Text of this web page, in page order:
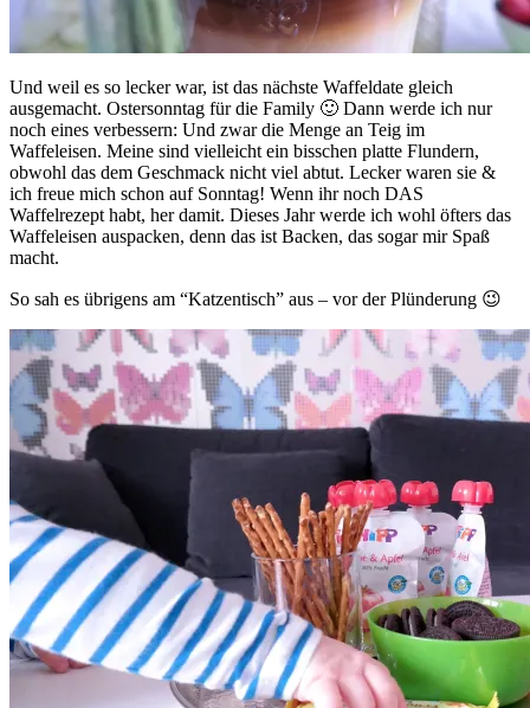
Und weil es so lecker war, ist das nächste Waffeldate gleich
ausgemacht. Ostersonntag für die Family 🙂 Dann werde ich nur
noch eines verbessern: Und zwar die Menge an Teig im
Waffeleisen. Meine sind vielleicht ein bisschen platte Flundern,
obwohl das dem Geschmack nicht viel abtut. Lecker waren sie &
ich freue mich schon auf Sonntag! Wenn ihr noch DAS
Waffelrezept habt, her damit. Dieses Jahr werde ich wohl öfters das
Waffeleisen auspacken, denn das ist Backen, das sogar mir Spaß
macht.
So sah es übrigens am “Katzentisch” aus – vor der Plünderung 😉